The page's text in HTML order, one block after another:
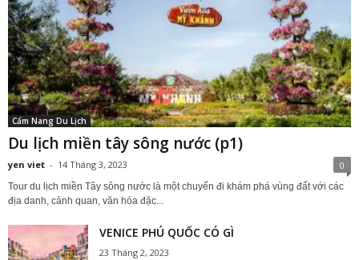
Cẩm Nang Du Lịch
Du lịch miền tây sông nước (p1)
yen viet - 14 Tháng 3, 2023 0
Tour du lịch miền Tây sông nước là một chuyến đi khám phá vùng đất với các
địa danh, cảnh quan, văn hóa đặc...
VENICE PHÚ QUỐC CÓ GÌ
23 Tháng 2, 2023